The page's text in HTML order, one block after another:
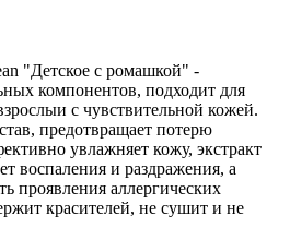
"Детское с ромашкой" -
компонентов, подходит для
с чувствительной кожей.
предотвращает потерю
увлажняет кожу, экстракт
воспаления и раздражения, а
проявления аллергических
красителей, не сушит и не